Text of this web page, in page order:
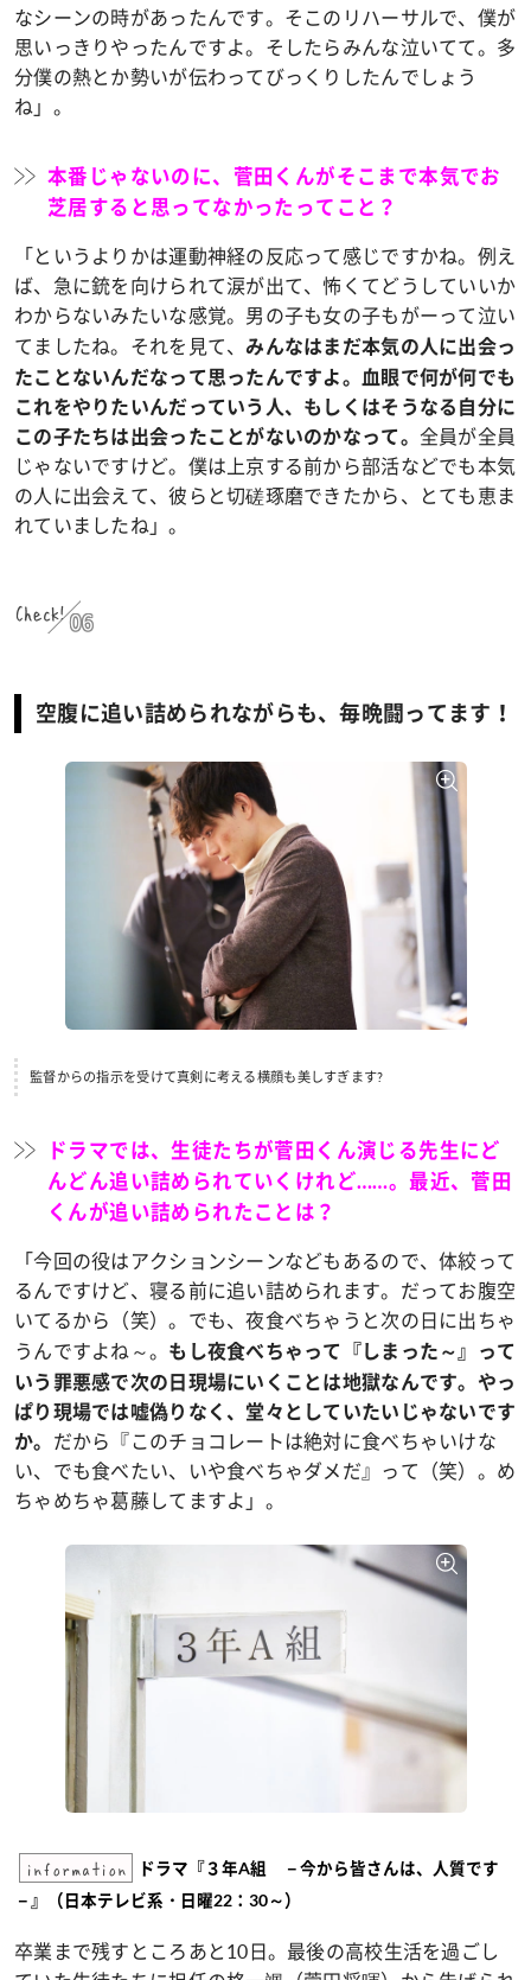
なシーンの時があったんです。そこのリハーサルで、僕が
思いっきりやったんですよ。そしたらみんな泣いてて。多
分僕の熱とか勢いが伝わってびっくりしたんでしょう
ね」。
本番じゃないのに、菅田くんがそこまで本気でお
芝居すると思ってなかったってこと？
「というよりかは運動神経の反応って感じですかね。例え
ば、急に銃を向けられて涙が出て、怖くてどうしていいか
わからないみたいな感覚。男の子も女の子もがーって泣い
てましたね。それを見て、
みんなはまだ本気の人に出会っ
たことないんだなって思ったんですよ。血眼で何が何でも
これをやりたいんだっていう人、もしくはそうなる自分に
この子たちは出会ったことがないのかなって。 全員が全員
じゃないですけど。僕は上京する前から部活などでも本気
の人に出会えて、彼らと切磋琢磨できたから、とても恵ま
れていましたね」。
Check! 06
空腹に追い詰められながらも、毎晩闘ってます！
監督からの指示を受けて真剣に考える横顔も美しすぎます?
ドラマでは、生徒たちが菅田くん演じる先生にど
んどん追い詰められていくけれど……。最近、菅田
くんが追い詰められたことは？
「今回の役はアクションシーンなどもあるので、体絞って
るんですけど、寝る前に追い詰められます。だってお腹空
いてるから（笑）。でも、夜食べちゃうと次の日に出ちゃ
うんですよね～。 もし夜食べちゃって『しまった～』って
いう罪悪感で次の日現場にいくことは地獄なんです。やっ
ぱり現場では嘘偽りなく、堂々としていたいじゃないです
か。 だから『このチョコレートは絶対に食べちゃいけな
い、でも食べたい、いや食べちゃダメだ』って（笑）。め
ちゃめちゃ葛藤してますよ」。
information
ドラマ『３年A組 －今から皆さんは、人質です
－』（日本テレビ系・日曜22：30～）
卒業まで残すところあと10日。最後の高校生活を過ごし